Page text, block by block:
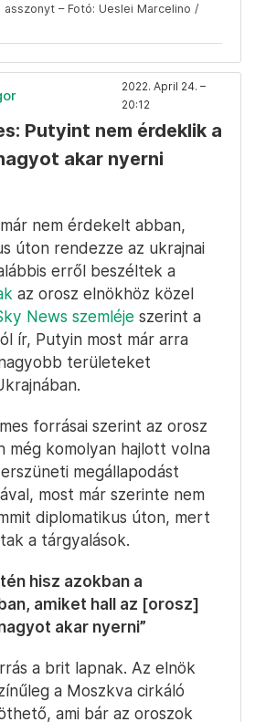
– Fotó: Ueslei Marcelino /
2022. April 24. –
20:12
Putyint nem érdeklik a
akar nyerni
nem érdekelt abban,
úton rendezze az ukrajnai
erről beszéltek a
az orosz elnökhöz közel
News szemléje szerint a
ír, Putyin most már arra
területeket
forrásai szerint az orosz
még komolyan hajlott volna
megállapodást
most már szerinte nem
diplomatikus úton, mert
a tárgyalások.
hisz azokban a
amiket hall az [orosz]
akar nyerni”
a brit lapnak. Az elnök
a Moszkva cirkáló
ami bár az oroszok